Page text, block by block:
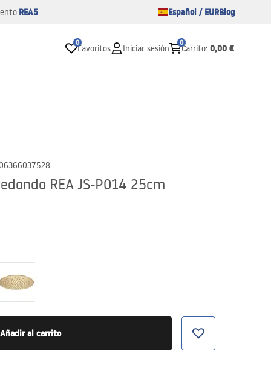
REA5 Español / EURBlog
0
Favoritos Iniciar sesión
0
Carrito: 0,00 €
REA JS-P014 25cm
Añadir al carrito